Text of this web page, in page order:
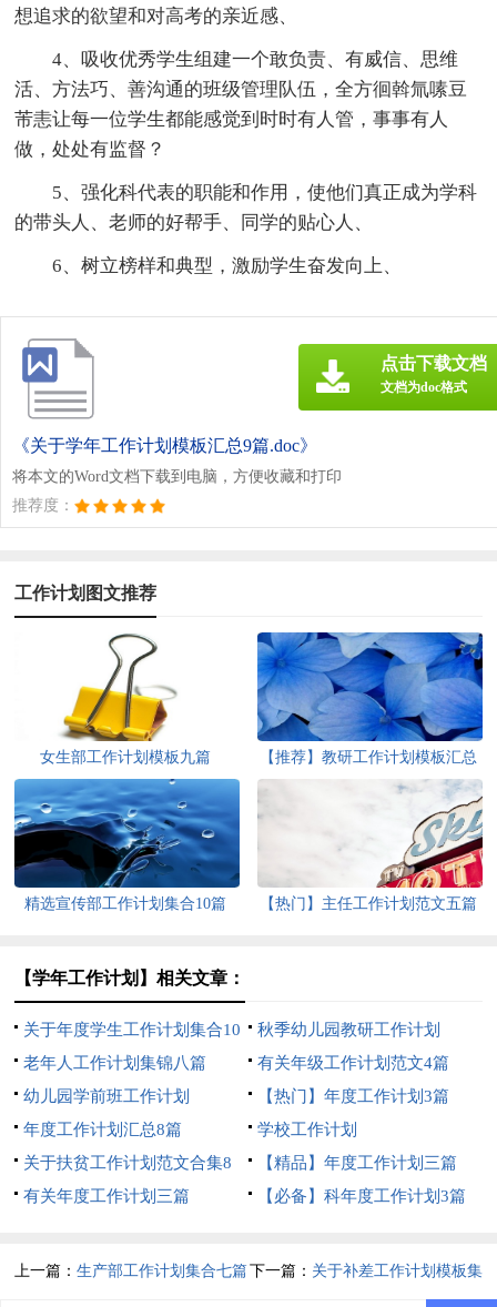
想追求的欲望和对高考的亲近感、
4、吸收优秀学生组建一个敢负责、有威信、思维
活、方法巧、善沟通的班级管理队伍，全方徊斡氚嗉豆
芾恚让每一位学生都能感觉到时时有人管，事事有人
做，处处有监督？
5、强化科代表的职能和作用，使他们真正成为学科
的带头人、老师的好帮手、同学的贴心人、
6、树立榜样和典型，激励学生奋发向上、
《关于学年工作计划模板汇总9篇.doc》
将本文的Word文档下载到电脑，方便收藏和打印
推荐度：
点击下载文档
文档为doc格式
工作计划图文推荐
女生部工作计划模板九篇
【推荐】教研工作计划模板汇总
精选宣传部工作计划集合10篇 【热门】主任工作计划范文五篇
【学年工作计划】相关文章：
关于年度学生工作计划集合10
篇
秋季幼儿园教研工作计划
老年人工作计划集锦八篇
有关年级工作计划范文4篇
幼儿园学前班工作计划
【热门】年度工作计划3篇
年度工作计划汇总8篇
学校工作计划
关于扶贫工作计划范文合集8
篇
【精品】年度工作计划三篇
有关年度工作计划三篇
【必备】科年度工作计划3篇
上一篇：生产部工作计划集合七篇下一篇： 关于补差工作计划模板集